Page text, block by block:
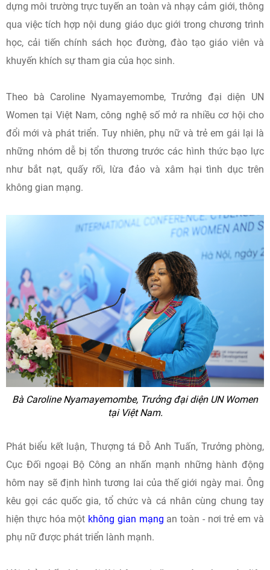
dựng môi trường trực tuyến an toàn và nhạy cảm giới, thông
qua việc tích hợp nội dung giáo dục giới trong chương trình
học, cải tiến chính sách học đường, đào tạo giáo viên và
khuyến khích sự tham gia của học sinh.
Theo bà Caroline Nyamayemombe, Trưởng đại diện UN
Women tại Việt Nam, công nghệ số mở ra nhiều cơ hội cho
đổi mới và phát triển. Tuy nhiên, phụ nữ và trẻ em gái lại là
những nhóm dễ bị tổn thương trước các hình thức bạo lực
như bắt nạt, quấy rối, lừa đảo và xâm hại tình dục trên
không gian mạng.
Bà Caroline Nyamayemombe, Trưởng đại diện UN Women
tại Việt Nam.
Phát biểu kết luận, Thượng tá Đỗ Anh Tuấn, Trưởng phòng,
Cục Đối ngoại Bộ Công an nhấn mạnh những hành động
hôm nay sẽ định hình tương lai của thế giới ngày mai. Ông
kêu gọi các quốc gia, tổ chức và cá nhân cùng chung tay
hiện thực hóa một không gian mạng an toàn - nơi trẻ em và
phụ nữ được phát triển lành mạnh.